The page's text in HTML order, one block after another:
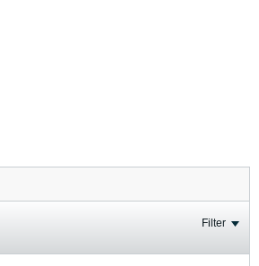
Filter